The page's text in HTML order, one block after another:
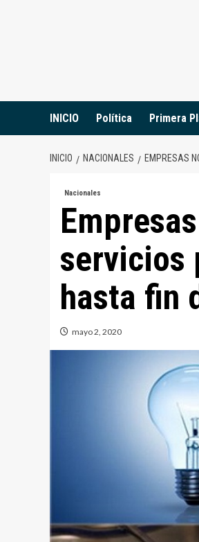
INICIO Política Primera
INICIO NACIONALES EMPRESAS
Nacionales
servicios
hasta fin
mayo 2, 2020